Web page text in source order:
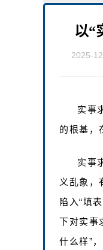
以“
2025-
实事
的根基，
实事
义乱象，
陷入“填
下对实事
什么样”